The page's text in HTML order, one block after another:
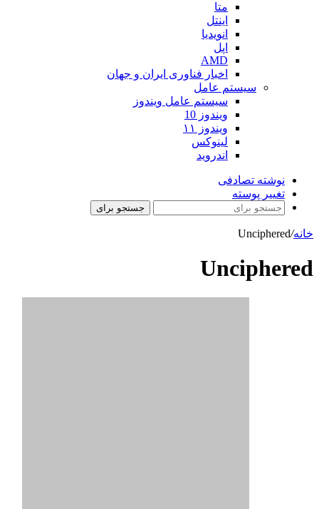
متا
اینتل
انویدیا
اپل
AMD
اخبار فناوری ایران و جهان
سیستم عامل
سیستم عامل ویندوز
ویندوز 10
ویندوز ۱۱
لینوکس
اندروید
نوشته تصادفی
تغییر پوسته
جستجو برای
خانه/
Unciphered
Unciphered